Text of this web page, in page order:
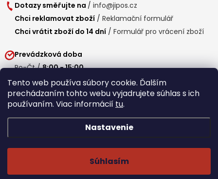
Tento web používa súbory cookie. Ďalším
prechádzaním tohto webu vyjadrujete súhlas s ich
používaním. Viac informácií tu.
Nastavenie
Súhlasím
Dotazy směřujte na / info@jipos.cz
Chci reklamovat zboží / Reklamační formulář
Chci vrátit zboží do 14 dní / Formulář pro vrácení zboží
Prevádzková doba
Po-Čt /8:00 - 15:00
Pá / 7:30 - 14:30
Obedňajšia prestávka /11:00 - 11:30
Běží na Shoptet Premium/Webdesign mi-ma.cz